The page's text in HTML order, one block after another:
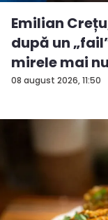
08 august 2026, 11:50
Emilian
după un
mirele mai